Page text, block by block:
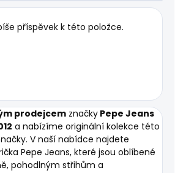
příspěvek k této položce.
prodejcem značky Pepe Jeans
a nabízíme originální kolekce této
V naší nabídce najdete
Pepe Jeans, které jsou oblíbené
pohodlným střihům a